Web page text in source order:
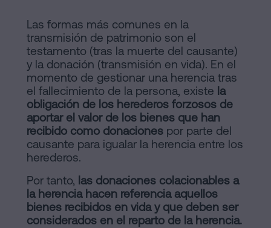
Editorial
Contenidos
Personalizar
cookies
habitabilidad?
Contactar
Las formas más comunes en la
transmisión de patrimonio son el
testamento (tras la muerte del causante)
y la donación (transmisión en vida). En el
momento de gestionar una herencia tras
el fallecimiento de la persona, existe la
obligación de los herederos forzosos de
aportar el valor de los bienes que han
recibido como donaciones por parte del
causante para igualar la herencia entre los
herederos.
Por tanto, las donaciones colacionables a
la herencia hacen referencia aquellos
bienes recibidos en vida y que deben ser
considerados en el reparto de la herencia.